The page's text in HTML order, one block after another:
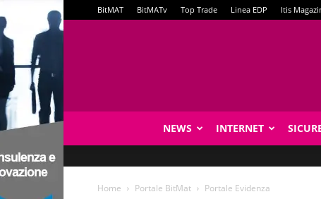
BitMAT BitMATv Top Trade Linea EDP Itis
NEWS INTERNET
Home Portale BitMat Portale Evidenza